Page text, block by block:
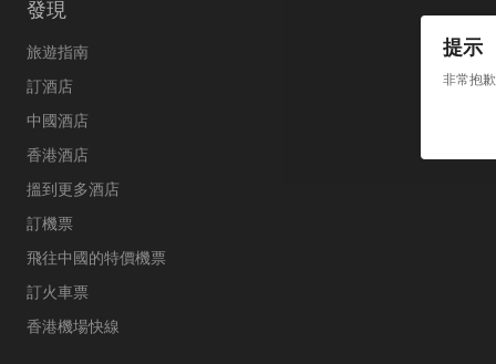
提示
非常抱
發現
旅遊指南
訂酒店
中國酒店
香港酒店
搵到更多酒店
訂機票
飛往中國的特價機票
訂火車票
香港機場快線